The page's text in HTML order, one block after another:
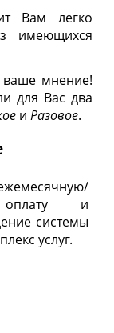
Вам легко
имеющихся
мнение!
для Вас два
и Разовое.
оплату и
системы
услуг.